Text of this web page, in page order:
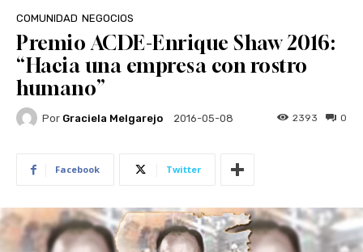
COMUNIDAD NEGOCIOS
Premio ACDE-Enrique Shaw 2016:
“Hacia una empresa con rostro
humano”
Por Graciela Melgarejo 2016-05-08 0
2393
Facebook Twitter